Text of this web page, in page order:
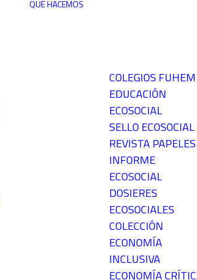
QUÉ HACEMOS
COLEGIOS FUHEM
EDUCACIÓN
ECOSOCIAL
SELLO ECOSOCIAL
REVISTA PAPELES
INFORME
ECOSOCIAL
DOSIERES
ECOSOCIALES
COLECCIÓN
ECONOMÍA
INCLUSIVA
ECONOMÍA